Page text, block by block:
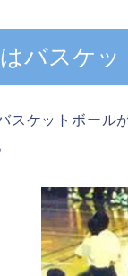
バスケ
スケットボール